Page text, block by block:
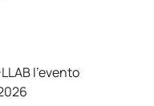
l’evento